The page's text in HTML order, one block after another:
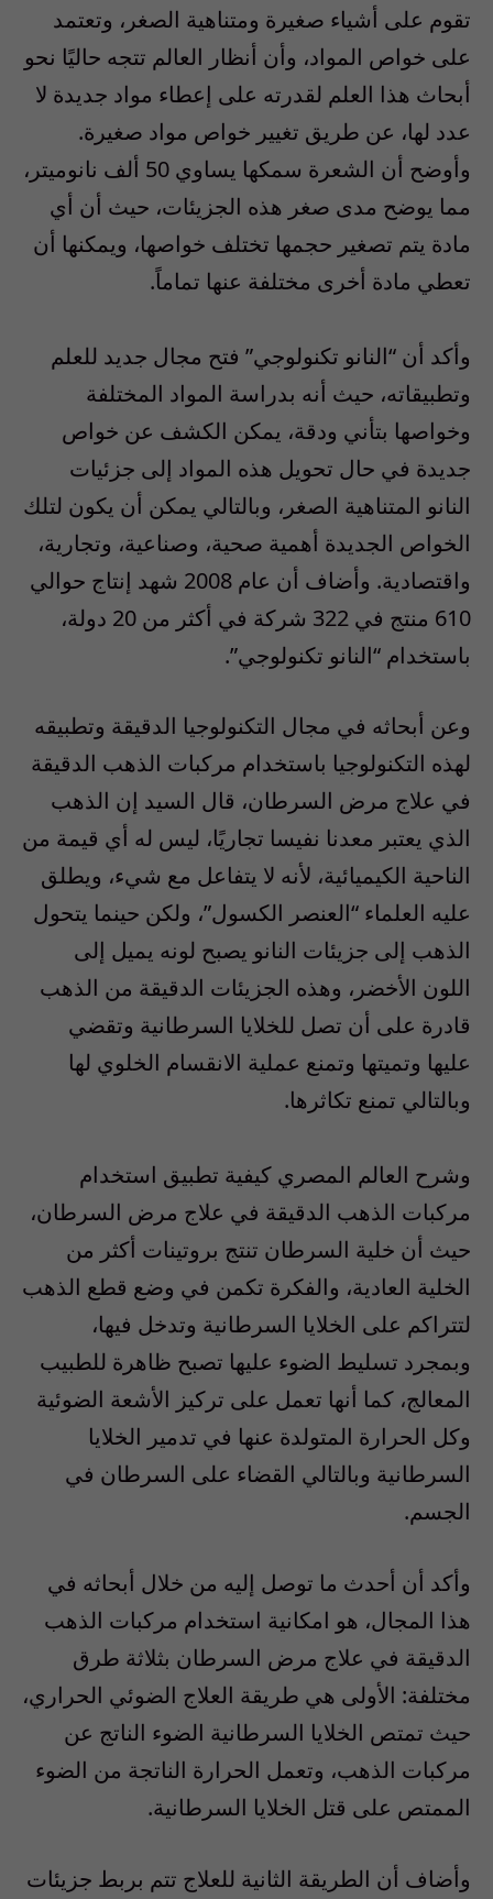
تقوم على أشياء صغيرة ومتناهية الصغر، وتعتمد
على خواص المواد، وأن أنظار العالم تتجه حاليًا نحو
أبحاث هذا العلم لقدرته على إعطاء مواد جديدة لا
عدد لها، عن طريق تغيير خواص مواد صغيرة.
وأوضح أن الشعرة سمكها يساوي 50 ألف نانوميتر،
مما يوضح مدى صغر هذه الجزيئات، حيث أن أي
مادة يتم تصغير حجمها تختلف خواصها، ويمكنها أن
تعطي مادة أخرى مختلفة عنها تماماً.
وأكد أن “النانو تكنولوجي” فتح مجال جديد للعلم
وتطبيقاته، حيث أنه بدراسة المواد المختلفة
وخواصها بتأني ودقة، يمكن الكشف عن خواص
جديدة في حال تحويل هذه المواد إلى جزئيات
النانو المتناهية الصغر، وبالتالي يمكن أن يكون لتلك
الخواص الجديدة أهمية صحية، وصناعية، وتجارية،
واقتصادية. وأضاف أن عام 2008 شهد إنتاج حوالي
610 منتج في 322 شركة في أكثر من 20 دولة،
باستخدام “النانو تكنولوجي”.
وعن أبحاثه في مجال التكنولوجيا الدقيقة وتطبيقه
لهذه التكنولوجيا باستخدام مركبات الذهب الدقيقة
في علاج مرض السرطان، قال السيد إن الذهب
الذي يعتبر معدنا نفيسا تجاريًا، ليس له أي قيمة من
الناحية الكيميائية، لأنه لا يتفاعل مع شيء، ويطلق
عليه العلماء “العنصر الكسول”، ولكن حينما يتحول
الذهب إلى جزيئات النانو يصبح لونه يميل إلى
اللون الأخضر، وهذه الجزيئات الدقيقة من الذهب
قادرة على أن تصل للخلايا السرطانية وتقضي
عليها وتميتها وتمنع عملية الانقسام الخلوي لها
وبالتالي تمنع تكاثرها.
وشرح العالم المصري كيفية تطبيق استخدام
مركبات الذهب الدقيقة في علاج مرض السرطان،
حيث أن خلية السرطان تنتج بروتينات أكثر من
الخلية العادية، والفكرة تكمن في وضع قطع الذهب
لتتراكم على الخلايا السرطانية وتدخل فيها،
وبمجرد تسليط الضوء عليها تصبح ظاهرة للطبيب
المعالج، كما أنها تعمل على تركيز الأشعة الضوئية
وكل الحرارة المتولدة عنها في تدمير الخلايا
السرطانية وبالتالي القضاء على السرطان في
الجسم.
وأكد أن أحدث ما توصل إليه من خلال أبحاثه في
هذا المجال، هو امكانية استخدام مركبات الذهب
الدقيقة في علاج مرض السرطان بثلاثة طرق
مختلفة: الأولى هي طريقة العلاج الضوئي الحراري،
حيث تمتص الخلايا السرطانية الضوء الناتج عن
مركبات الذهب، وتعمل الحرارة الناتجة من الضوء
الممتص على قتل الخلايا السرطانية.
وأضاف أن الطريقة الثانية للعلاج تتم بربط جزيئات